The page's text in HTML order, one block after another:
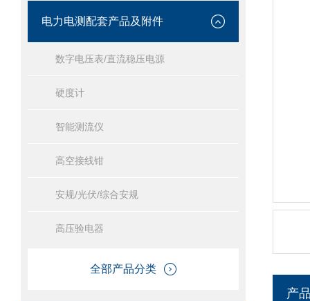
电力电测配套产品及附件
数字电压表/直流稳压电源
硬度计
智能测流仪
高空接线钳
安规/光伏/综合安规
高压验电器
全部产品分类
产